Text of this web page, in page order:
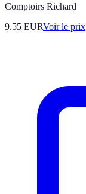
Comptoirs Richard
9.55 EURVoir le prix